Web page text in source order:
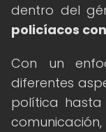
dentro del
policíacos
Con un
diferentes
política